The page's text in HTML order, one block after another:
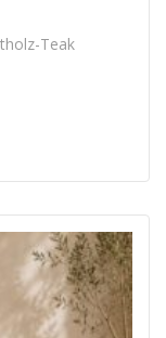
Teak